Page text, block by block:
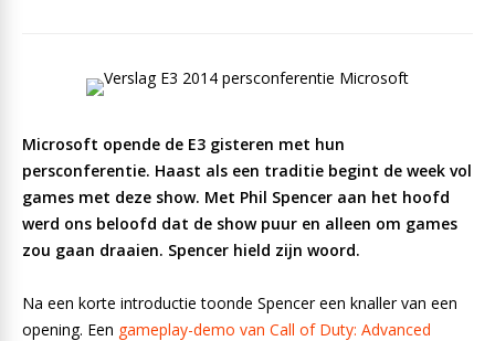
Microsoft opende de E3 gisteren met hun
persconferentie. Haast als een traditie begint de week vol
games met deze show. Met Phil Spencer aan het hoofd
werd ons beloofd dat de show puur en alleen om games
zou gaan draaien. Spencer hield zijn woord.
Na een korte introductie toonde Spencer een knaller van een
opening. Een gameplay-demo van Call of Duty: Advanced